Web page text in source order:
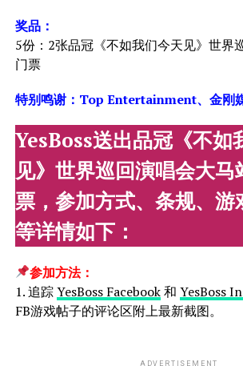
奖品：
5份：2张品冠《不如我们今天见》世界
门票
特别鸣谢：Top Entertainment、金刚
YesBoss送出品冠《不如
见》世界巡回演唱会大马
票，参加方式、条规、游
等详情如下：
参加方法：
1. 追踪YesBoss Facebook和 YesBoss
FB游戏帖子的评论区附上最新截图。
ADVERTISEMENT